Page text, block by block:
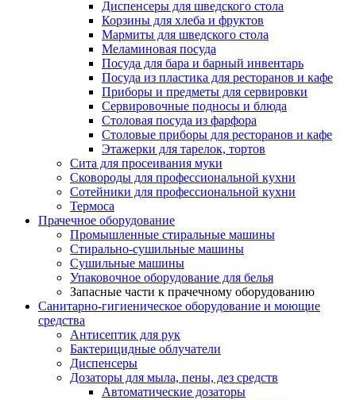
Диспенсеры для шведского стола
Корзины для хлеба и фруктов
Мармиты для шведского стола
Меламиновая посуда
Посуда для бара и барный инвентарь
Посуда из пластика для ресторанов и кафе
Приборы и предметы для сервировки
Сервировочные подносы и блюда
Столовая посуда из фарфора
Столовые приборы для ресторанов и кафе
Этажерки для тарелок, тортов
Сита для просеивания муки
Сковороды для профессиональной кухни
Сотейники для профессиональной кухни
Термоса
Прачечное оборудование
Промышленные стиральные машины
Стирально-сушильные машины
Сушильные машины
Упаковочное оборудование для белья
Запасные части к прачечному оборудованию
Санитарно-гигиеническое оборудование и моющие
средства
Антисептик для рук
Бактерицидные облучатели
Диспенсеры
Дозаторы для мыла, пены, дез средств
Автоматические дозаторы